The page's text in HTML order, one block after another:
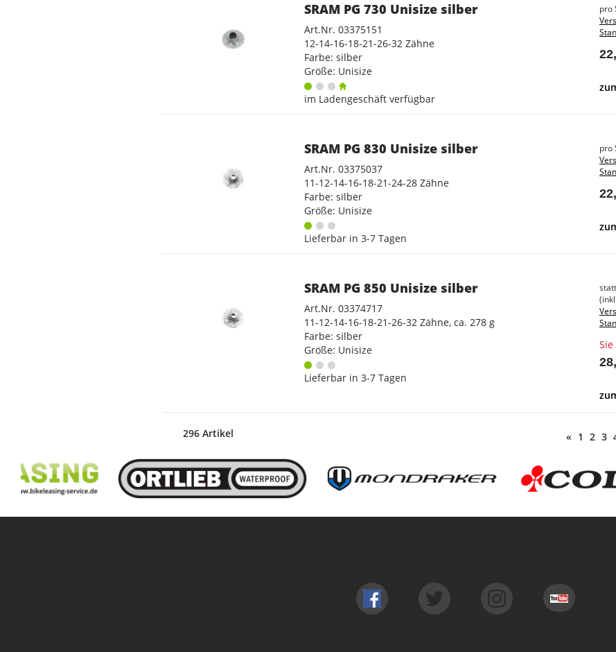
SRAM PG 730 Unisize silber
Art.Nr. 03375151
12-14-16-18-21-26-32 Zähne
Farbe: silber
Größe: Unisize
im Ladengeschäft verfügbar
pro
SRAM PG 830 Unisize silber
Art.Nr. 03375037
11-12-14-16-18-21-24-28 Zähne
Farbe: silber
Größe: Unisize
Lieferbar in 3-7 Tagen
pro
SRAM PG 850 Unisize silber
Art.Nr. 03374717
11-12-14-16-18-21-26-32 Zähne, ca. 278 g
Farbe: silber
Größe: Unisize
Lieferbar in 3-7 Tagen
statt
« 1 2 3
296 Artikel